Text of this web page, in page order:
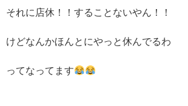
それに店休！！することないやん！！
けどなんかほんとにやっと休んでるわ
ってなってます